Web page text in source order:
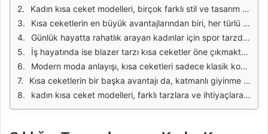
Kadın kısa ceket modelleri, birçok farklı stil ve tasarım ile kadınların gardırobunun vazgeçilmez bir parçası haline gelmiştir. Her mevsim giyilebilen bu ceketler, hem şıklık hem de rahatlık sunarak günlük yaşamda ve özel günlerde tercih edilmektedir. Farklı kumaşlar ve kesimlerle, kısa ceketler hem klasik hem de modern bir görünüm elde etmenizi sağlar. Özellikle kot, deri ve blazer tarzı ceketler, her yaştan kadının beğenisini kazanmıştır.
Kısa ceketlerin en büyük avantajlarından biri, her türlü kıyafet ile kombinlenebilmesidir. Elbiselerin üzerine giyildiğinde, hem şık hem de rahat bir görünüm sağlar. Ayrıca, etekler ve pantolonlarla da uyumlu bir şekilde kullanılabilir. Kısa ceketler, özellikle yaz aylarında hafif kumaşlardan üretilmiş olan modellerle, sıcak havalarda bile şıklığınızı korumanıza yardımcı olur.
Günlük hayatta rahatlık arayan kadınlar için spor tarzda kısa ceketler oldukça popülerdir. Bu ceketler, rahat kesimleri ve esnek kumaşları ile hareket özgürlüğü sağlar. Jean pantolonlar, tişörtler veya spor ayakkabılar ile kombinlenerek oldukça şık bir görünüm elde edilebilir. Farklı renk ve desen seçenekleri ile spor şıklığı yakalamak oldukça kolaydır.
İş hayatında ise blazer tarzı kısa ceketler öne çıkmaktadır. Klasik kesimi ve şık detayları ile hem profesyonel bir görünüm yaratır hem de rahatlık sunar. Bu ceketler, pantolon takımları veya eteklerle kombinlenerek ofis şıklığını artırır. Özellikle koyu renk seçenekleri, ciddi bir hava katarken, açık renkler ise daha enerjik bir görünüm sağlar.
Modern moda anlayışı, kısa ceketleri sadece klasik kombinlerle sınırlı bırakmamaktadır. Farklı kesim ve detaylarla tasarlanan ceketler, street style akımının da önemli bir parçası haline gelmiştir. Oversize kesimler, asimetrik detaylar ve ilginç desenler ile kombinlendiğinde, sıra dışı bir tarz oluşturmak mümkündür. Bu ceketler, gençler arasında oldukça popülerdir.
Kısa ceketlerin bir başka avantajı da, katmanlı giyinme stiline uygun olmalarıdır. Özellikle sonbahar ve kış aylarında, kalın kazaklar veya sweatshirtlerin üzerine giyilerek hem sıcak kalabilir hem de şıklığınızı koruyabilirsiniz. Katmanlı giyinme, farklı dokuları bir araya getirerek özgün ve dikkat çekici bir stil yaratmanıza olanak tanır.
kadın kısa ceket modelleri, farklı tarzlara ve ihtiyaçlara hitap eden geniş bir yelpazeye sahiptir. Hem günlük hem de özel günlerde rahatlıkla tercih edilebilecek bu ceketler, şıklığın tamamlayıcısı olarak gardıroplarda yer almayı sürdürmektedir. Moda dünyasında kendine yer bulan bu modeller, kadınların stilini zenginleştirmeye devam edecektir.